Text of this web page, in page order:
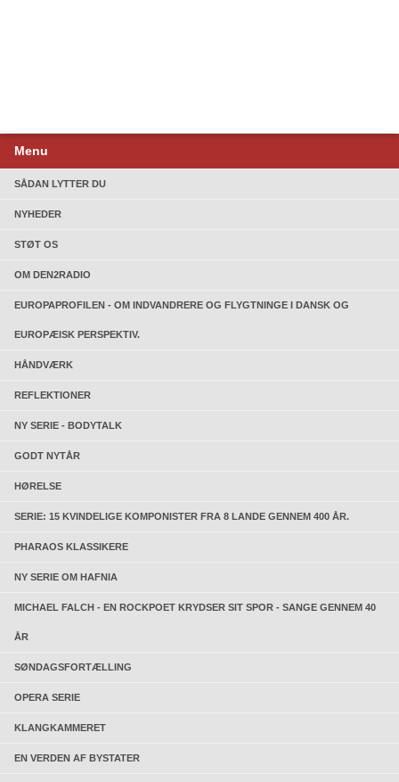
Menu
SÅDAN LYTTER DU
NYHEDER
STØT OS
OM DEN2RADIO
EUROPAPROFILEN - OM INDVANDRERE OG FLYGTNINGE I DANSK OG
EUROPÆISK PERSPEKTIV.
HÅNDVÆRK
REFLEKTIONER
NY SERIE - BODYTALK
GODT NYTÅR
HØRELSE
SERIE: 15 KVINDELIGE KOMPONISTER FRA 8 LANDE GENNEM 400 ÅR.
PHARAOS KLASSIKERE
NY SERIE OM HAFNIA
MICHAEL FALCH - EN ROCKPOET KRYDSER SIT SPOR - SANGE GENNEM 40
ÅR
SØNDAGSFORTÆLLING
OPERA SERIE
KLANGKAMMERET
EN VERDEN AF BYSTATER